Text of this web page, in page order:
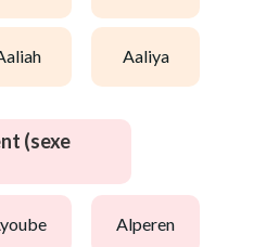
aaliah aaliya
(sexe
ayoube alperen